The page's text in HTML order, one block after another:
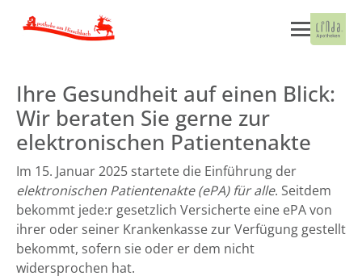
Ihre Gesundheit auf einen Blick:
Wir beraten Sie gerne zur
elektronischen Patientenakte
Im 15. Januar 2025 startete die Einführung der
elektronischen Patientenakte (ePA) für alle. Seitdem
bekommt jede:r gesetzlich Versicherte eine ePA von
ihrer oder seiner Krankenkasse zur Verfügung gestellt
bekommt, sofern sie oder er dem nicht
widersprochen hat.